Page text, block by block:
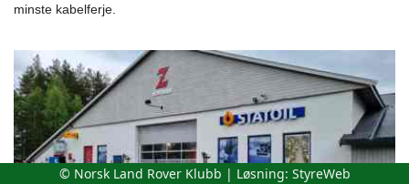
minste kabelferje.
© Norsk Land Rover Klubb | Løsning: StyreWeb